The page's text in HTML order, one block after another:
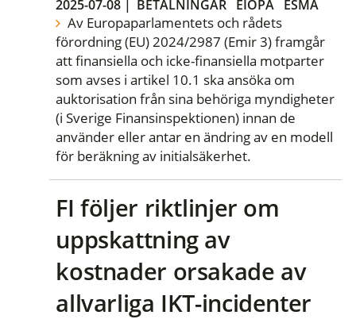
2025-07-08 BETALNINGAR EIOPA ESMA
Av Europaparlamentets och rådets
förordning (EU) 2024/2987 (Emir 3) framgår
att finansiella och icke-finansiella motparter
som avses i artikel 10.1 ska ansöka om
auktorisation från sina behöriga myndigheter
(i Sverige Finansinspektionen) innan de
använder eller antar en ändring av en modell
för beräkning av initialsäkerhet.
FI följer riktlinjer om
uppskattning av
kostnader orsakade av
allvarliga IKT-incidenter